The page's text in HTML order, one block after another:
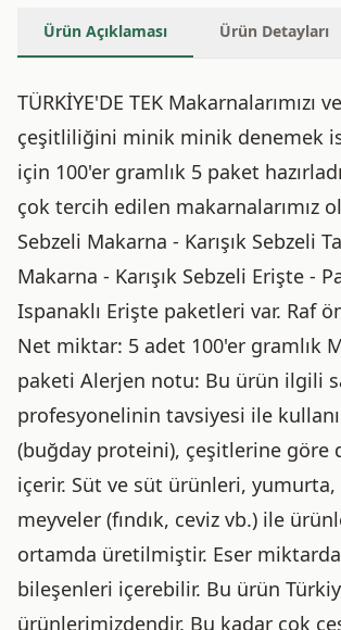
Ürün Açıklaması Ürün Detayları
TÜRKİYE'DE TEK Makarnalarımızı
çeşitliliğini minik minik denemek
için 100'er gramlık 5 paket
çok tercih edilen makarnalarımız
Sebzeli Makarna - Karışık Sebzeli
Makarna - Karışık Sebzeli Erişte -
Ispanaklı Erişte paketleri var. Raf
Net miktar: 5 adet 100'er gramlık
paketi Alerjen notu: Bu ürün ilgili
profesyonelinin tavsiyesi ile
(buğday proteini), çeşitlerine göre
içerir. Süt ve süt ürünleri,
meyveler (fındık, ceviz vb.) ile
ortamda üretilmiştir. Eser
bileşenleri içerebilir. Bu ürün
ürünlerimizdendir. Bu kadar çok